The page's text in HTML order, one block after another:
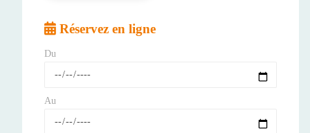
Réservez en ligne
Du
Au